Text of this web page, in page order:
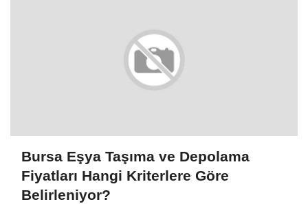
Bursa Eşya Taşıma ve Depolama
Fiyatları Hangi Kriterlere Göre
Belirleniyor?